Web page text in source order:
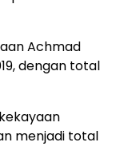
Achmad
dengan total
menjadi total